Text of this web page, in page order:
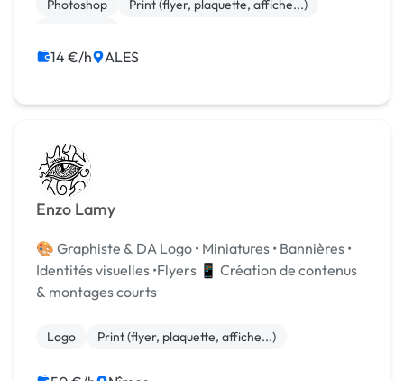
Photoshop
Print (flyer, plaquette, affiche...)
14 €/h ALES
Enzo Lamy
🎨 Graphiste & DA Logo • Miniatures • Bannières •
Identités visuelles •Flyers 📱 Création de contenus
& montages courts
Logo Print (flyer, plaquette, affiche...)